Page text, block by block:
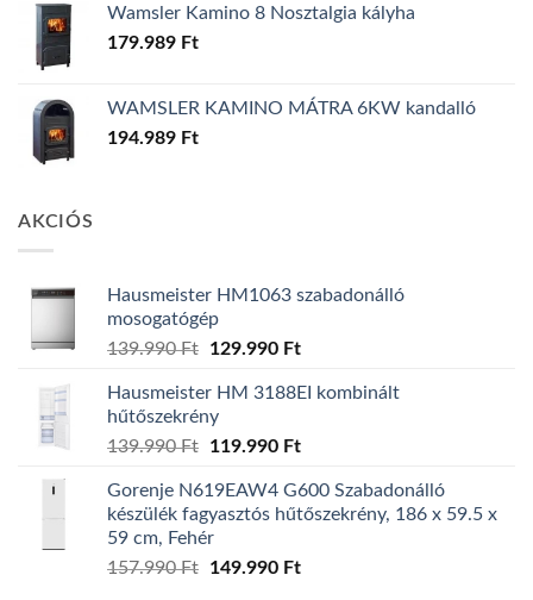
Wamsler Kamino 8 Nosztalgia kályha
179.989 Ft
WAMSLER KAMINO MÁTRA 6KW kandalló
194.989 Ft
AKCIÓS
Hausmeister HM1063 szabadonálló
mosogatógép
139.990Ft
Original
was:
139.990 Ft.
129.990 FtCurrent
is:
Hausmeister HM 3188EI kombinált
hűtőszekrény
139.990Ft
Original
was:
139.990 Ft.
119.990 FtCurrent
is:
119.990 Ft.
Gorenje N619EAW4 G600 Szabadonálló
készülék fagyasztós hűtőszekrény, 186 x 59.5 x
59 cm, Fehér
157.990Ft
Original
149.990 FtCurrent